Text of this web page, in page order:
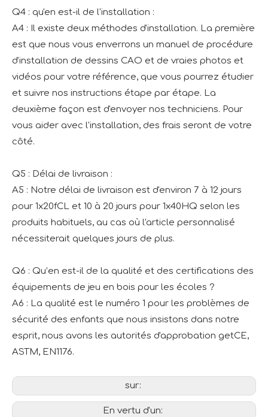
Q4 : qu'en est-il de l'installation :
A4 : Il existe deux méthodes d'installation. La première
est que nous vous enverrons un manuel de procédure
d'installation de dessins CAO et de vraies photos et
vidéos pour votre référence, que vous pourrez étudier
et suivre nos instructions étape par étape. La
deuxième façon est d'envoyer nos techniciens. Pour
vous aider avec l'installation, des frais seront de votre
côté.
Q5 : Délai de livraison :
A5 : Notre délai de livraison est d'environ 7 à 12 jours
pour 1x20fCL et 10 à 20 jours pour 1x40HQ selon les
produits habituels, au cas où l'article personnalisé
nécessiterait quelques jours de plus.
Q6 : Qu’en est-il de la qualité et des certifications des
équipements de jeu en bois pour les écoles ?
A6 : La qualité est le numéro 1 pour les problèmes de
sécurité des enfants que nous insistons dans notre
esprit, nous avons les autorités d'approbation getCE,
ASTM, EN1176.
sur:
En vertu d'un: